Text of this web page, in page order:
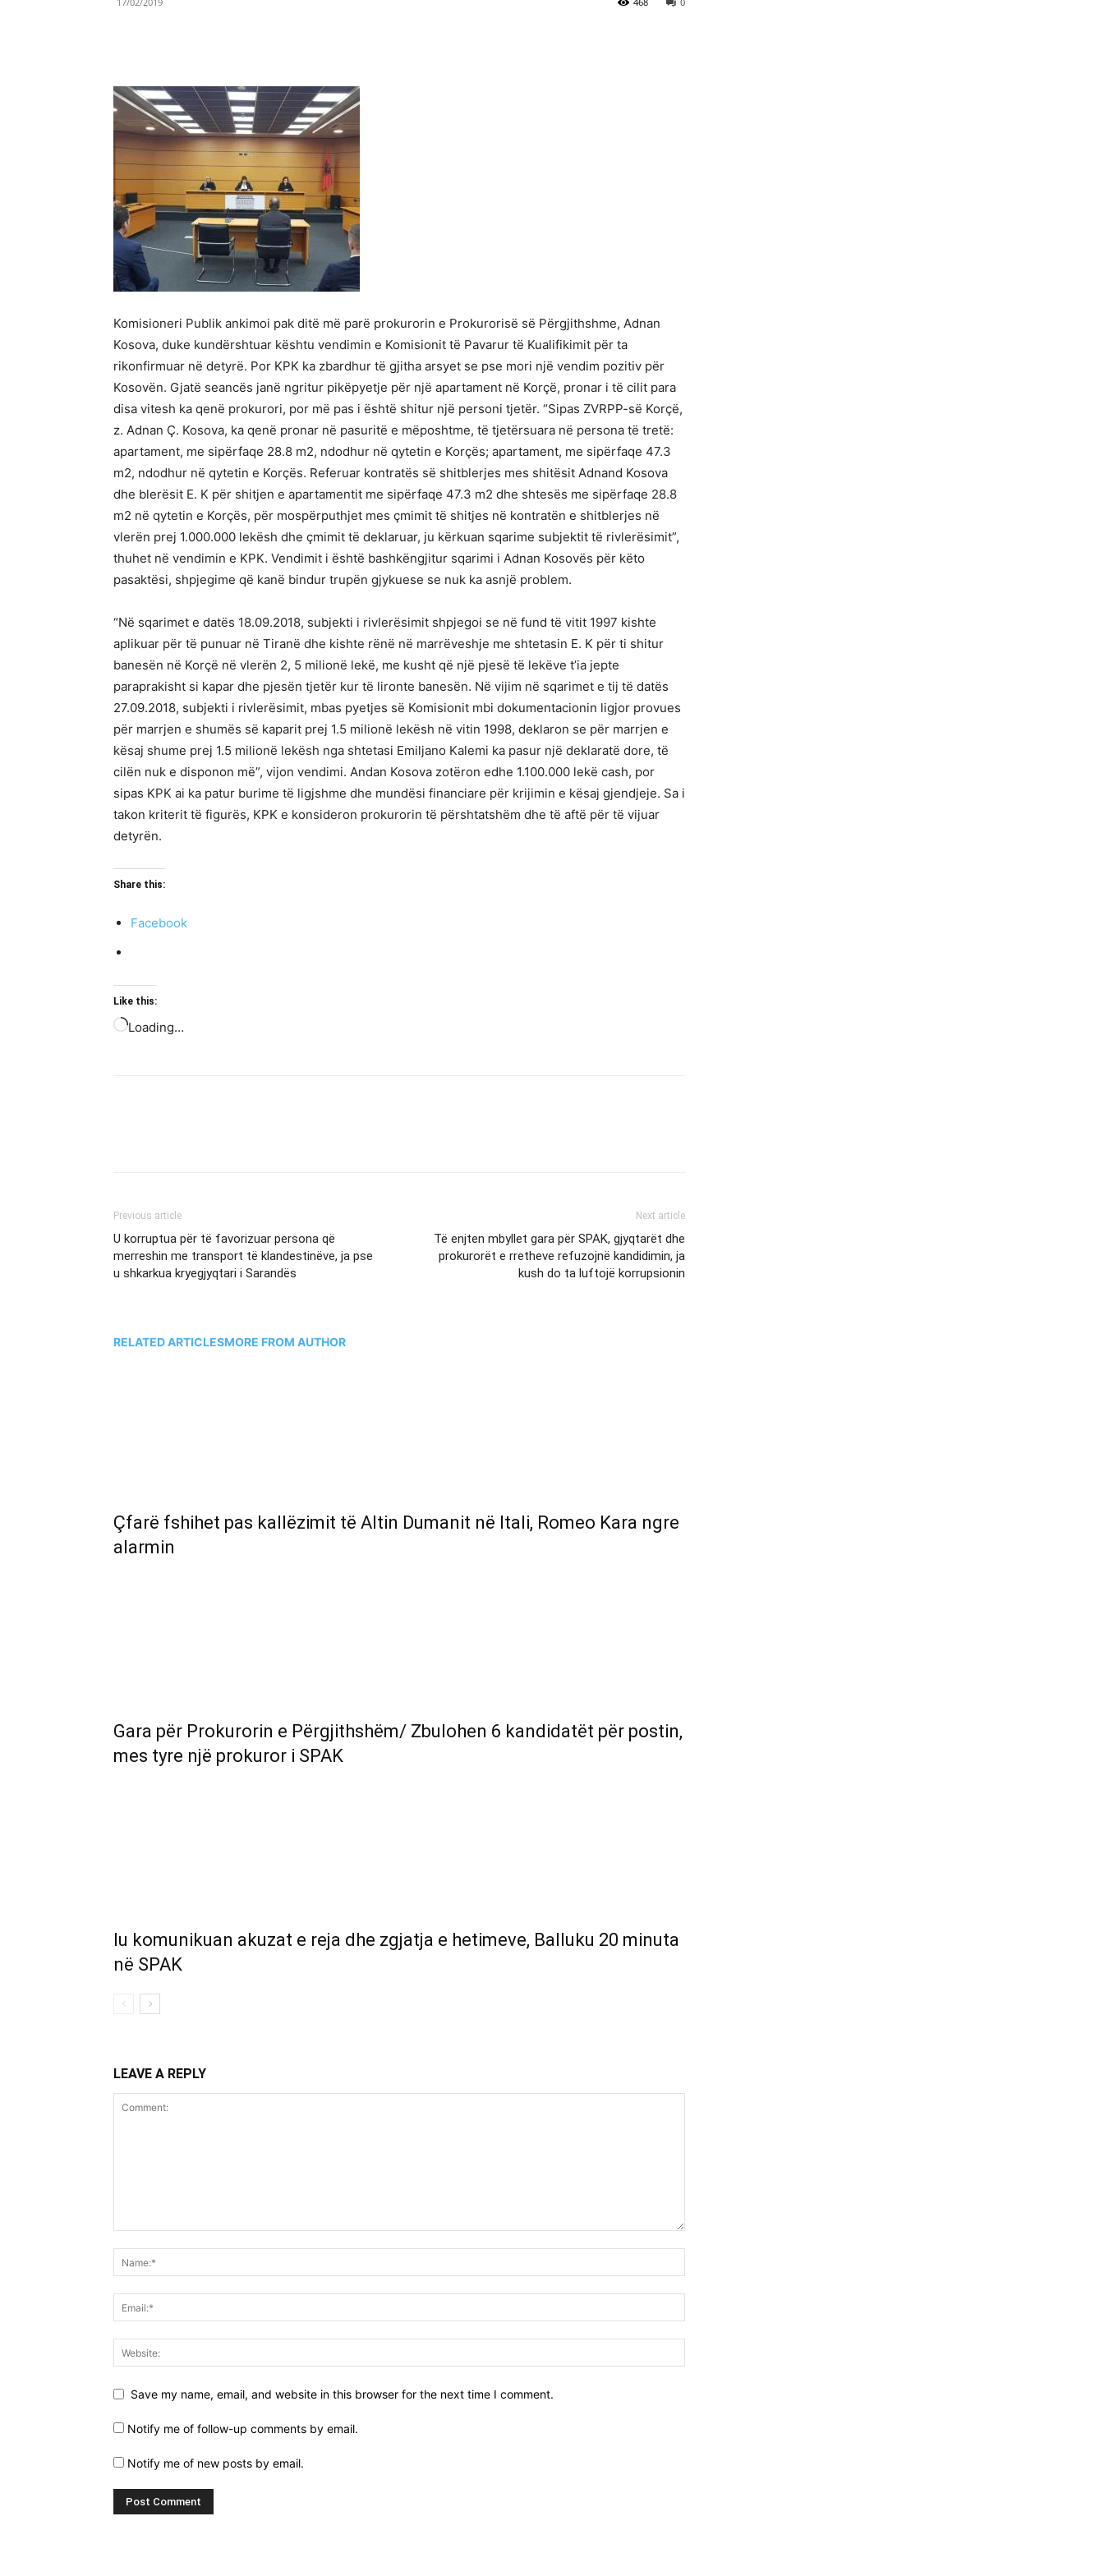
Komisioneri Publik ankimoi pak ditë më parë prokurorin e Prokurorisë së Përgjithshme, Adnan
Kosova, duke kundërshtuar kështu vendimin e Komisionit të Pavarur të Kualifikimit për ta
rikonfirmuar në detyrë. Por KPK ka zbardhur të gjitha arsyet se pse mori një vendim pozitiv për
Kosovën. Gjatë seancës janë ngritur pikëpyetje për një apartament në Korçë, pronar i të cilit para
disa vitesh ka qenë prokurori, por më pas i është shitur një personi tjetër. “Sipas ZVRPP-së Korçë,
z. Adnan Ç. Kosova, ka qenë pronar në pasuritë e mëposhtme, të tjetërsuara në persona të tretë:
apartament, me sipërfaqe 28.8 m2, ndodhur në qytetin e Korçës; apartament, me sipërfaqe 47.3
m2, ndodhur në qytetin e Korçës. Referuar kontratës së shitblerjes mes shitësit Adnand Kosova
dhe blerësit E. K për shitjen e apartamentit me sipërfaqe 47.3 m2 dhe shtesës me sipërfaqe 28.8
m2 në qytetin e Korçës, për mospërputhjet mes çmimit të shitjes në kontratën e shitblerjes në
vlerën prej 1.000.000 lekësh dhe çmimit të deklaruar, ju kërkuan sqarime subjektit të rivlerësimit”,
thuhet në vendimin e KPK. Vendimit i është bashkëngjitur sqarimi i Adnan Kosovës për këto
pasaktësi, shpjegime që kanë bindur trupën gjykuese se nuk ka asnjë problem.
“Në sqarimet e datës 18.09.2018, subjekti i rivlerësimit shpjegoi se në fund të vitit 1997 kishte
aplikuar për të punuar në Tiranë dhe kishte rënë në marrëveshje me shtetasin E. K për ti shitur
banesën në Korçë në vlerën 2, 5 milionë lekë, me kusht që një pjesë të lekëve t’ia jepte
paraprakisht si kapar dhe pjesën tjetër kur të lironte banesën. Në vijim në sqarimet e tij të datës
27.09.2018, subjekti i rivlerësimit, mbas pyetjes së Komisionit mbi dokumentacionin ligjor provues
për marrjen e shumës së kaparit prej 1.5 milionë lekësh në vitin 1998, deklaron se për marrjen e
kësaj shume prej 1.5 milionë lekësh nga shtetasi Emiljano Kalemi ka pasur një deklaratë dore, të
cilën nuk e disponon më”, vijon vendimi. Andan Kosova zotëron edhe 1.100.000 lekë cash, por
sipas KPK ai ka patur burime të ligjshme dhe mundësi financiare për krijimin e kësaj gjendjeje. Sa i
takon kriterit të figurës, KPK e konsideron prokurorin të përshtatshëm dhe të aftë për të vijuar
detyrën.
Share this:
Facebook
Like this:
Loading…
Previous article
U korruptua për të favorizuar persona që
merreshin me transport të klandestinëve, ja pse
u shkarkua kryegjyqtari i Sarandës
Next article
Të enjten mbyllet gara për SPAK, gjyqtarët dhe
prokurorët e rretheve refuzojnë kandidimin, ja
kush do ta luftojë korrupsionin
RELATED ARTICLESMORE FROM AUTHOR
Çfarë fshihet pas kallëzimit të Altin Dumanit në Itali, Romeo Kara ngre
alarmin
Gara për Prokurorin e Përgjithshëm/ Zbulohen 6 kandidatët për postin,
mes tyre një prokuror i SPAK
Iu komunikuan akuzat e reja dhe zgjatja e hetimeve, Balluku 20 minuta
në SPAK
LEAVE A REPLY
Save my name, email, and website in this browser for the next time I comment.
Notify me of follow-up comments by email.
Notify me of new posts by email.